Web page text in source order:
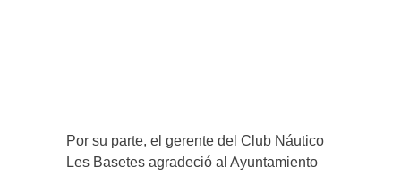
Por su parte, el gerente del Club Náutico
Les Basetes agradeció al Ayuntamiento